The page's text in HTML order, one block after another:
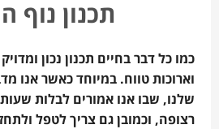
תכנון נוף
כמו כל דבר בחיים תכנון נכון
וארוכות טווח. במיוחד כאשר אנו
שלנו, שבו אנו אמורים לבלות
רצופה, וכמובן גם צריך לטפל